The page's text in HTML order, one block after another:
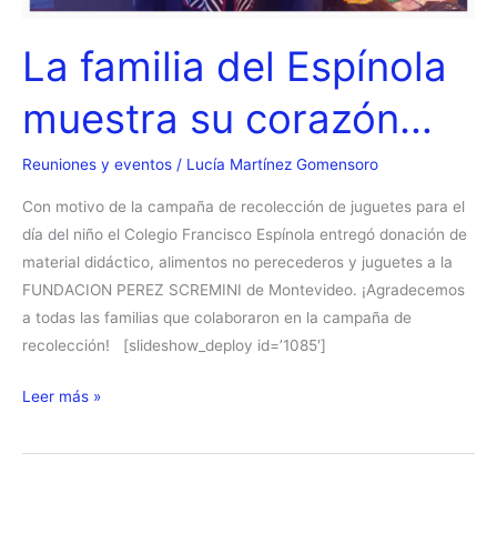
La familia del Espínola
muestra su corazón…
Reuniones y eventos / Lucía Martínez Gomensoro
Con motivo de la campaña de recolección de juguetes para el
día del niño el Colegio Francisco Espínola entregó donación de
material didáctico, alimentos no perecederos y juguetes a la
FUNDACION PEREZ SCREMINI de Montevideo. ¡Agradecemos
a todas las familias que colaboraron en la campaña de
recolección! [slideshow_deploy id=’1085′]
La
del
Leer más »